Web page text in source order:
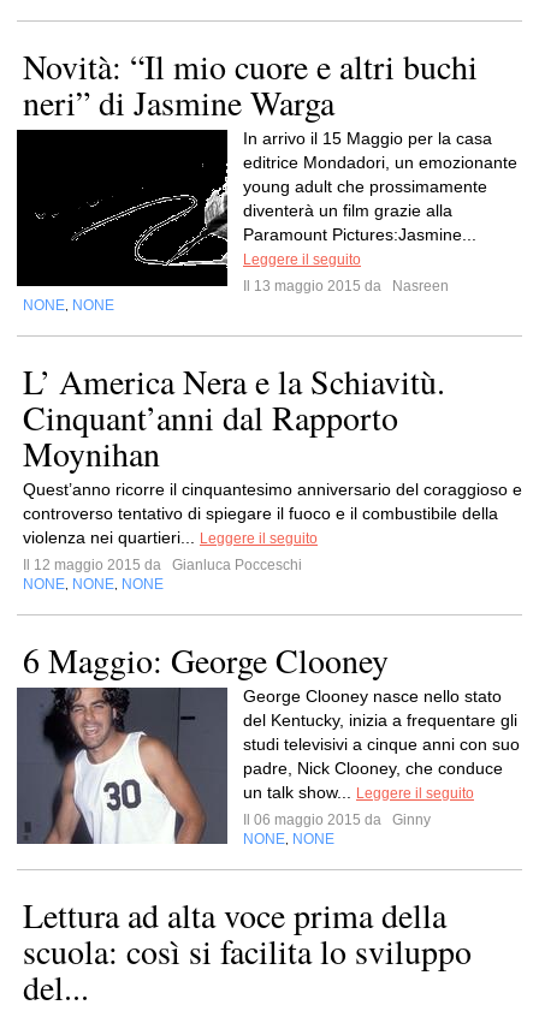
Novità: “Il mio cuore e altri buchi
neri” di Jasmine Warga
In arrivo il 15 Maggio per la casa
editrice Mondadori, un emozionante
young adult che prossimamente
diventerà un film grazie alla
Paramount Pictures:Jasmine...
Leggere il seguito
Il 13 maggio 2015 da
Nasreen
NONE NONE
L’ America Nera e la Schiavitù.
Cinquant’anni dal Rapporto
Moynihan
Quest’anno ricorre il cinquantesimo anniversario del coraggioso e
controverso tentativo di spiegare il fuoco e il combustibile della
violenza nei quartieri...
Leggere il seguito
Il 12 maggio 2015 da
Gianluca Pocceschi
NONE NONE NONE
6 Maggio: George Clooney
George Clooney nasce nello stato
del Kentucky, inizia a frequentare gli
studi televisivi a cinque anni con suo
padre, Nick Clooney, che conduce
un talk show...
Leggere il seguito
Il 06 maggio 2015 da
Ginny
NONE NONE
Lettura ad alta voce prima della
scuola: così si facilita lo sviluppo
del...